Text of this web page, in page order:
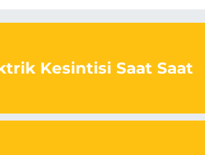
Kesintisi Saat Saat